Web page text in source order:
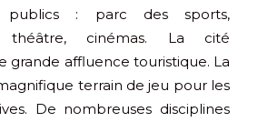
publics : parc des sports,
théâtre, cinémas. La cité
grande affluence touristique. La
terrain de jeu pour les
De nombreuses disciplines